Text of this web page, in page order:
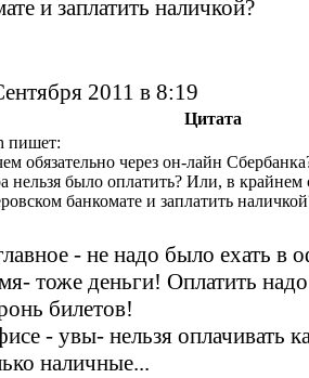
и заплатить наличкой?
2011 в 8:19
Цитата
пишет:
обязательно через он-лайн
нельзя было оплатить? Или, в крайнем
банкомате и заплатить
- не надо было ехать в
тоже деньги! Оплатить
билетов!
- увы- нельзя оплачивать
наличные...